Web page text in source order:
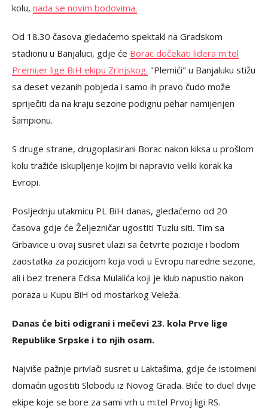
kolu, nada se novim bodovima.
Od 18.30 časova gledaćemo spektakl na Gradskom
stadionu u Banjaluci, gdje će Borac dočekati lidera m:tel
Premijer lige BiH ekipu Zrinjskog. "Plemići" u Banjaluku stižu
sa deset vezanih pobjeda i samo ih pravo čudo može
spriječiti da na kraju sezone podignu pehar namijenjen
šampionu.
S druge strane, drugoplasirani Borac nakon kiksa u prošlom
kolu tražiće iskupljenje kojim bi napravio veliki korak ka
Evropi.
Posljednju utakmicu PL BiH danas, gledaćemo od 20
časova gdje će Željezničar ugostiti Tuzlu siti. Tim sa
Grbavice u ovaj susret ulazi sa četvrte pozicije i bodom
zaostatka za pozicijom koja vodi u Evropu naredne sezone,
ali i bez trenera Edisa Mulalića koji je klub napustio nakon
poraza u Kupu BiH od mostarkog Veleža.
Danas će biti odigrani i mečevi 23. kola Prve lige
Republike Srpske i to njih osam.
Najviše pažnje privlači susret u Laktašima, gdje će istoimeni
domaćin ugostiti Slobodu iz Novog Grada. Biće to duel dvije
ekipe koje se bore za sami vrh u m:tel Prvoj ligi RS.